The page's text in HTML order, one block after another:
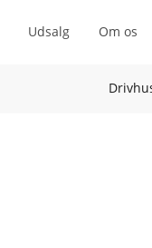
Udsalg Om os